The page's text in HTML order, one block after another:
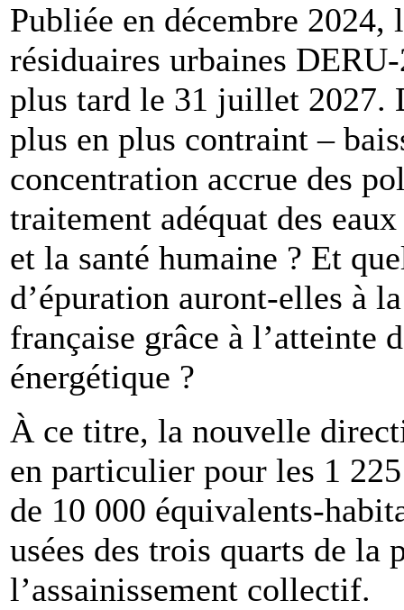
Publiée en décembre
résiduaires urbaines
plus tard le 31 juillet 2027.
plus en plus contraint –
concentration accrue des
traitement adéquat des
et la santé humaine ? Et
d’épuration auront-elles à
française grâce à l’atteinte
énergétique ?
À ce titre, la nouvelle
en particulier pour les 1
de 10 000 équivalents-
usées des trois quarts de la
l’assainissement collectif.